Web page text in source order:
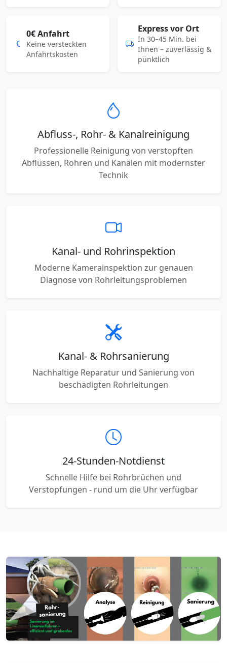
0€ Anfahrt
Keine versteckten
Anfahrtskosten
Express vor Ort
In 30–45 Min. bei
Ihnen – zuverlässig &
pünktlich
Abfluss-, Rohr- & Kanalreinigung
Professionelle Reinigung von verstopften
Abflüssen, Rohren und Kanälen mit modernster
Technik
Kanal- und Rohrinspektion
Moderne Kamerainspektion zur genauen
Diagnose von Rohrleitungsproblemen
Kanal- & Rohrsanierung
Nachhaltige Reparatur und Sanierung von
beschädigten Rohrleitungen
24-Stunden-Notdienst
Schnelle Hilfe bei Rohrbrüchen und
Verstopfungen - rund um die Uhr verfügbar